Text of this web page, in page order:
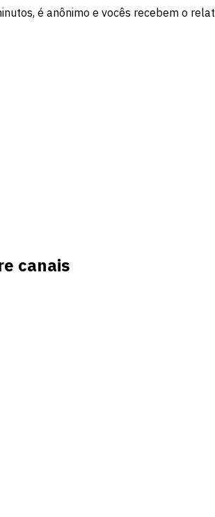
é anônimo e vocês recebem o
canais